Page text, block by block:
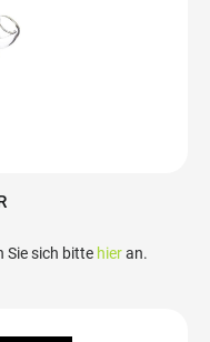
Sie sich bitte hieran.